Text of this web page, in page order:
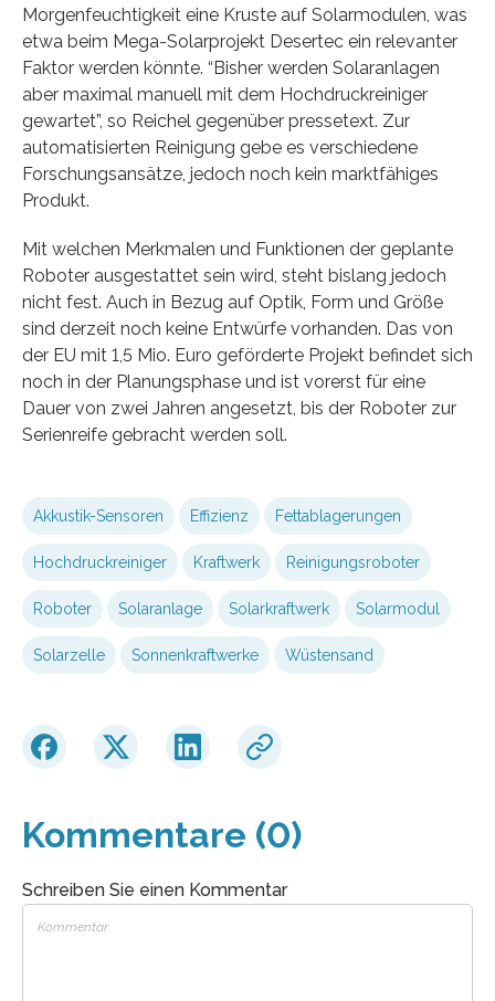
Morgenfeuchtigkeit eine Kruste auf Solarmodulen, was
etwa beim Mega-Solarprojekt Desertec ein relevanter
Faktor werden könnte. “Bisher werden Solaranlagen
aber maximal manuell mit dem Hochdruckreiniger
gewartet”, so Reichel gegenüber pressetext. Zur
automatisierten Reinigung gebe es verschiedene
Forschungsansätze, jedoch noch kein marktfähiges
Produkt.
Mit welchen Merkmalen und Funktionen der geplante
Roboter ausgestattet sein wird, steht bislang jedoch
nicht fest. Auch in Bezug auf Optik, Form und Größe
sind derzeit noch keine Entwürfe vorhanden. Das von
der EU mit 1,5 Mio. Euro geförderte Projekt befindet sich
noch in der Planungsphase und ist vorerst für eine
Dauer von zwei Jahren angesetzt, bis der Roboter zur
Serienreife gebracht werden soll.
Akkustik-Sensoren Effizienz Fettablagerungen
Hochdruckreiniger Kraftwerk Reinigungsroboter
Roboter Solaranlage Solarkraftwerk Solarmodul
Solarzelle Sonnenkraftwerke Wüstensand
Kommentare (0)
Schreiben Sie einen Kommentar